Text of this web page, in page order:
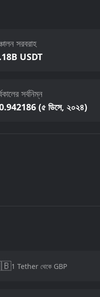
সরবরাহ
USDT
সর্বনিম্ন
(৫ ডিসে, ২০২৪)
1 Tether থেকে GBP